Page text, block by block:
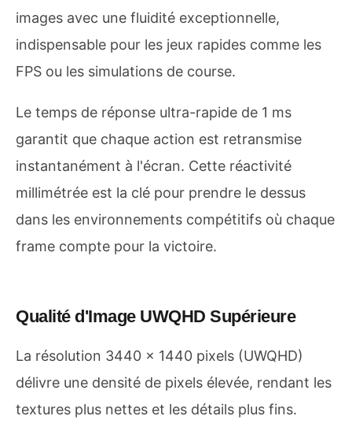
images avec une fluidité exceptionnelle,
indispensable pour les jeux rapides comme les
FPS ou les simulations de course.
Le temps de réponse ultra-rapide de 1 ms
garantit que chaque action est retransmise
instantanément à l'écran. Cette réactivité
millimétrée est la clé pour prendre le dessus
dans les environnements compétitifs où chaque
frame compte pour la victoire.
Qualité d'Image UWQHD Supérieure
La résolution 3440 x 1440 pixels (UWQHD)
délivre une densité de pixels élevée, rendant les
textures plus nettes et les détails plus fins.